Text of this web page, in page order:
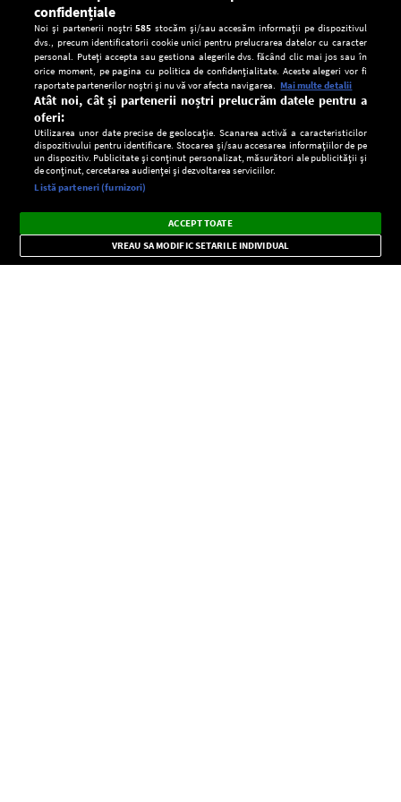
CONFIDENŢIALITATE
Setări:
Dark
Mode
Radio live, podcasturi, știri și alerte
importante.
×
confidențiale
Noi și partenerii noștri585 stocăm și/sau accesăm informații pe dispozitivul
dvs., precum identificatorii cookie unici pentru prelucrarea datelor cu caracter
personal. Puteți accepta sau gestiona alegerile dvs. făcând clic mai jos sau în
orice moment, pe pagina cu politica de confidențialitate. Aceste alegeri vor fi
raportate partenerilor noștri și nu vă vor afecta navigarea. Mai multe detalii
Atât noi, cât și partenerii noștri prelucrăm datele pentru a
oferi:
Utilizarea unor date precise de geolocație. Scanarea activă a caracteristicilor
dispozitivului pentru identificare. Stocarea și/sau accesarea informațiilor de pe
un dispozitiv. Publicitate și conținut personalizat, măsurători ale publicității și
de conținut, cercetarea audienței și dezvoltarea serviciilor.
Listă parteneri (furnizori)
ACCEPT TOATE
VREAU SA MODIFIC SETARILE INDIVIDUAL